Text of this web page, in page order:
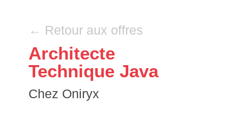
Retour aux offres
Architecte
Technique Java
Chez Oniryx